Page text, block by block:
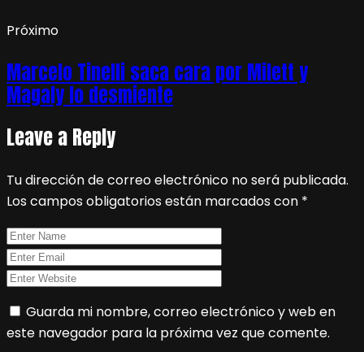
Próximo
Marcelo Tinelli saca cara por Milett y
Magaly lo desmiente
Leave a Reply
Tu dirección de correo electrónico no será publicada.
Los campos obligatorios están marcados con *
Guarda mi nombre, correo electrónico y web en
este navegador para la próxima vez que comente.